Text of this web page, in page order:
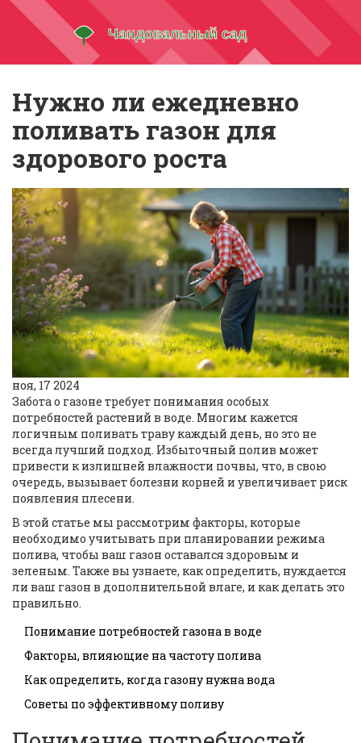
Нужно ли ежедневно
поливать газон для
здорового роста
ноя, 17 2024
Забота о газоне требует понимания особых
потребностей растений в воде. Многим кажется
логичным поливать траву каждый день, но это не
всегда лучший подход. Избыточный полив может
привести к излишней влажности почвы, что, в свою
очередь, вызывает болезни корней и увеличивает риск
появления плесени.
В этой статье мы рассмотрим факторы, которые
необходимо учитывать при планировании режима
полива, чтобы ваш газон оставался здоровым и
зеленым. Также вы узнаете, как определить, нуждается
ли ваш газон в дополнительной влаге, и как делать это
правильно.
Понимание потребностей газона в воде
Факторы, влияющие на частоту полива
Как определить, когда газону нужна вода
Советы по эффективному поливу